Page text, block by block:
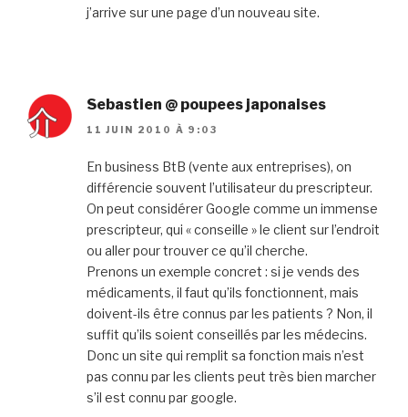
j’arrive sur une page d’un nouveau site.
Sebastien @ poupees japonaises
11 JUIN 2010 À 9:03
En business BtB (vente aux entreprises), on
différencie souvent l’utilisateur du prescripteur.
On peut considérer Google comme un immense
prescripteur, qui « conseille » le client sur l’endroit
ou aller pour trouver ce qu’il cherche.
Prenons un exemple concret : si je vends des
médicaments, il faut qu’ils fonctionnent, mais
doivent-ils être connus par les patients ? Non, il
suffit qu’ils soient conseillés par les médecins.
Donc un site qui remplit sa fonction mais n’est
pas connu par les clients peut très bien marcher
s’il est connu par google.